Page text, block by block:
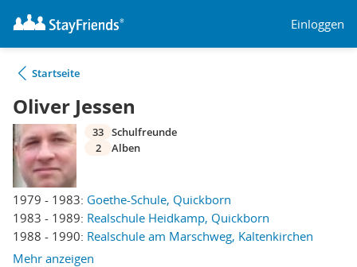
Einloggen
Startseite
Oliver Jessen
1979 - 1983: Goethe-Schule, Quickborn
1983 - 1989: Realschule Heidkamp, Quickborn
1988 - 1990: Realschule am Marschweg, Kaltenkirchen
Mehr anzeigen
33 Schulfreunde
2
Alben